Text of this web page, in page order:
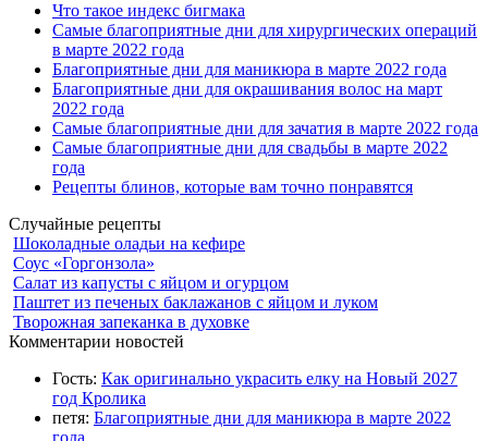
Что такое индекс бигмака
Самые благоприятные дни для хирургических операций
в марте 2022 года
Благоприятные дни для маникюра в марте 2022 года
Благоприятные дни для окрашивания волос на март
2022 года
Самые благоприятные дни для зачатия в марте 2022 года
Самые благоприятные дни для свадьбы в марте 2022
года
Рецепты блинов, которые вам точно понравятся
Случайные рецепты
Шоколадные оладьи на кефире
Соус «Горгонзола»
Салат из капусты с яйцом и огурцом
Паштет из печеных баклажанов с яйцом и луком
Творожная запеканка в духовке
Комментарии новостей
Гость: Как оригинально украсить елку на Новый 2027
год Кролика
петя: Благоприятные дни для маникюра в марте 2022